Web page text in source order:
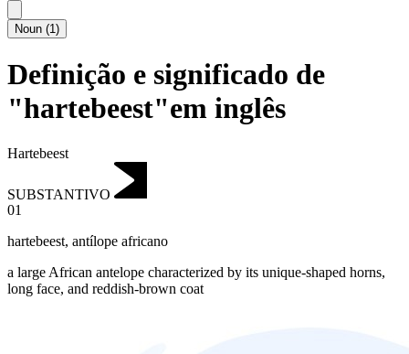
Noun (1)
Definição e significado de
"hartebeest"em inglês
Hartebeest
SUBSTANTIVO
01
hartebeest, antílope africano
a large African antelope characterized by its unique-shaped horns,
long face, and reddish-brown coat